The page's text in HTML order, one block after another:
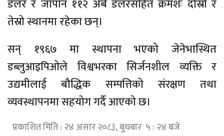
डलर र जापान ११२ अर्ब डलरसहित क्रमशः दोस्रो र
तेस्रो स्थानमा रहेका छन्।
सन् १९६७ मा स्थापना भएको जेनेभास्थित
डब्लुआइपिओले विश्वभरका सिर्जनशील व्यक्ति र
उद्यमीलाई बौद्धिक सम्पत्तिको संरक्षण तथा
व्यवस्थापनमा सहयोग गर्दै आएको छ।
प्रकाशित मिति : २४ असार २०८३, बुधबार ५ : २४ बजे